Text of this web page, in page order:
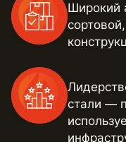
Широкий
стали —